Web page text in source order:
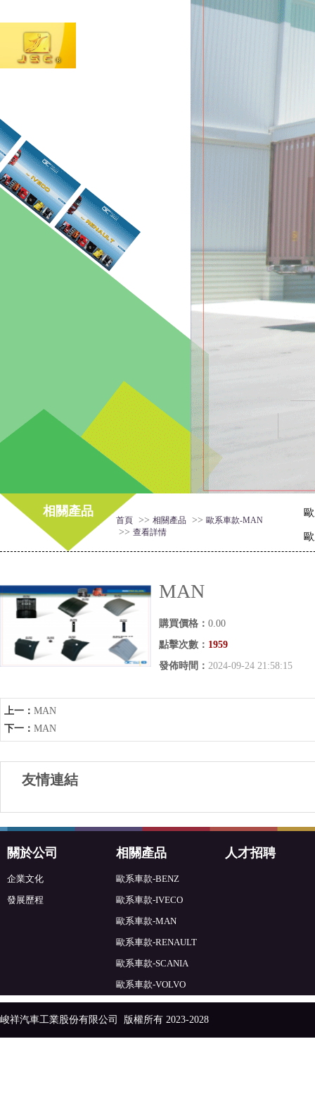
相關產品
首頁 >> 相關產品 >> 歐系車款-MAN
>> 查看詳情
MAN
購買價格： 0.00
點擊次數： 1959
發佈時間： 2024-09-24 21:58:15
上一： MAN
下一： MAN
友情連結
關於公司
企業文化
發展歷程
相關產品
歐系車款-BENZ
歐系車款-IVECO
歐系車款-MAN
歐系車款-RENAULT
歐系車款-SCANIA
歐系車款-VOLVO
人才招聘
峻祥汽車工業股份有限公司 版權所有 2023-2028